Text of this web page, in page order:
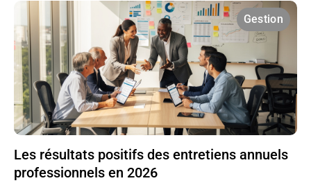
Gestion
Les résultats positifs des entretiens annuels
professionnels en 2026